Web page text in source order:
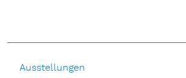
Ausstellungen